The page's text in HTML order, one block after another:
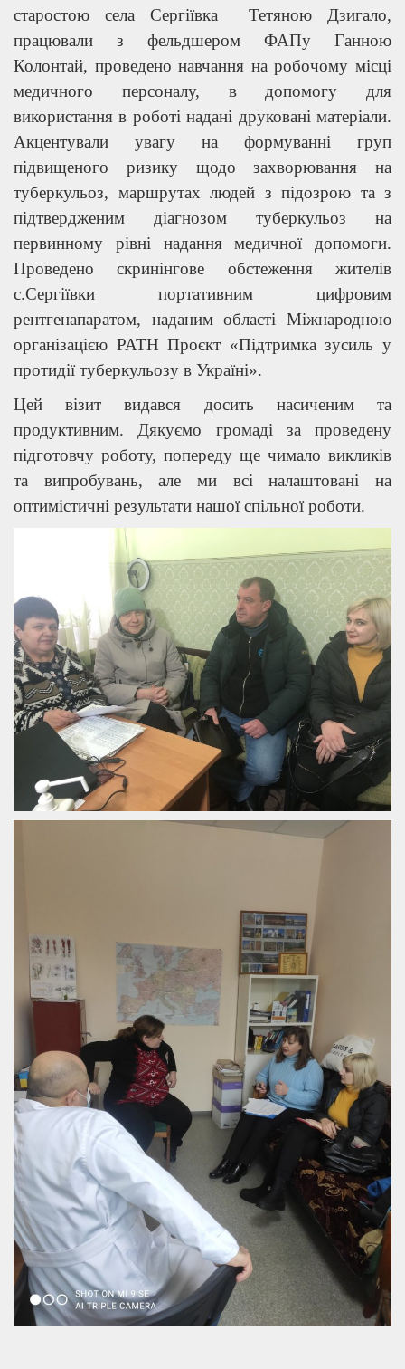
старостою села Сергіївка Тетяною Дзигало,
працювали з фельдшером ФАПу Ганною
Колонтай, проведено навчання на робочому місці
медичного персоналу, в допомогу для
використання в роботі надані друковані матеріали.
Акцентували увагу на формуванні груп
підвищеного ризику щодо захворювання на
туберкульоз, маршрутах людей з підозрою та з
підтвердженим діагнозом туберкульоз на
первинному рівні надання медичної допомоги.
Проведено скринінгове обстеження жителів
с.Сергіївки портативним цифровим
рентгенапаратом, наданим області Міжнародною
організацією РАТН Проєкт «Підтримка зусиль у
протидії туберкульозу в Україні».
Цей візит видався досить насиченим та
продуктивним. Дякуємо громаді за проведену
підготовчу роботу, попереду ще чимало викликів
та випробувань, але ми всі налаштовані на
оптимістичні результати нашої спільної роботи.